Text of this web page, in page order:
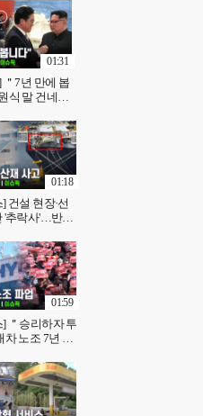
＂7년 만에 봅
식 말 건네자,
01:31
건설 현장·선
'추락사'…반복
01:18
＂승리하자 투
차 노조 7년 만
01:59